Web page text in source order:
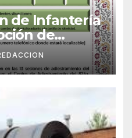
de Infantería
de
obtener La
Militar